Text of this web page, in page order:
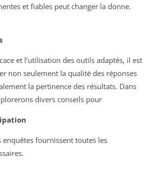
et fiables peut changer la donne.
et l’utilisation des outils adaptés, il est
non seulement la qualité des réponses
la pertinence des résultats. Dans
divers conseils pour
fournissent toutes les